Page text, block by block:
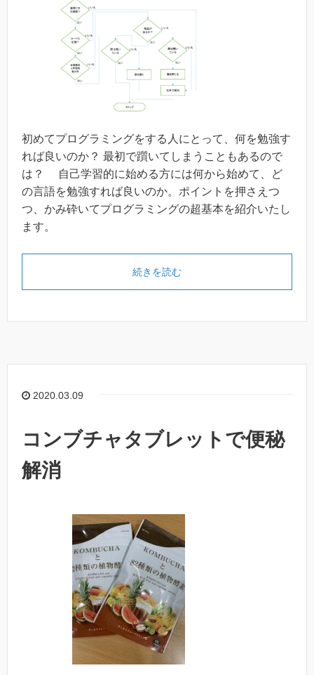
初めてプログラミングをする人にとって、何を勉強す
れば良いのか？ 最初で躓いてしまうこともあるので
は？ 自己学習的に始める方には何から始めて、ど
の言語を勉強すれば良いのか。ポイントを押さえつ
つ、かみ砕いてプログラミングの超基本を紹介いたし
ます。
続きを読む
2020.03.09
コンブチャタブレットで便秘
解消